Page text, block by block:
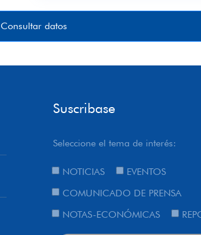
MATRIZ BALANCE OSD
Consultar datos
Suscribase
Seleccione el tema de interés:
NOTICIAS
EVENTOS
COMUNICADO DE PRENSA
NOTAS-ECONÓMICAS